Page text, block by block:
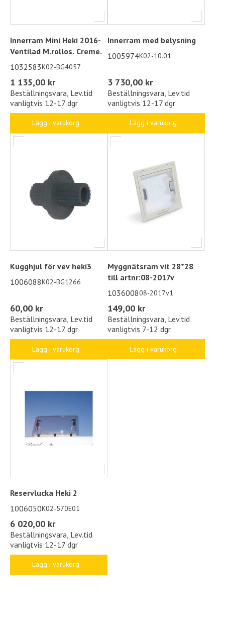
Innerram Mini Heki 2016-
Ventilad M.rollos. Creme.
1032583K02-BG4057
1 135,00 kr
Beställningsvara, Lev.tid
vanligtvis 12-17 dgr
Lägg i varukorg
Innerram med belysning
1005974K02-10.01
3 730,00 kr
Beställningsvara, Lev.tid
vanligtvis 12-17 dgr
Lägg i varukorg
Kugghjul för vev heki3
1006088K02-BG1266
60,00 kr
Beställningsvara, Lev.tid
vanligtvis 12-17 dgr
Lägg i varukorg
Myggnätsram vit 28*28
till artnr:08-2017v
103600808-2017v1
149,00 kr
Beställningsvara, Lev.tid
vanligtvis 7-12 dgr
Lägg i varukorg
Reservlucka Heki 2
1006050K02-570E01
6 020,00 kr
Beställningsvara, Lev.tid
vanligtvis 12-17 dgr
Lägg i varukorg